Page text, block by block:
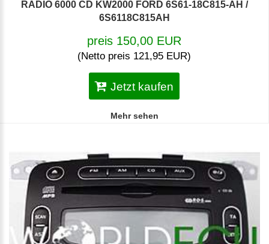
RADIO 6000 CD KW2000 FORD 6S61-18C815-AH /
6S6118C815AH
preis 150,00 EUR
(Netto preis 121,95 EUR)
Jetzt kaufen
Mehr sehen